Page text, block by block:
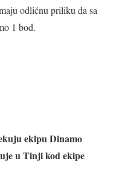
odličnu priliku da sa
1 bod.
ekipu Dinamo
u Tinji kod ekipe